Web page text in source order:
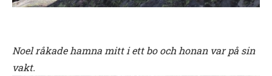
Noel råkade hamna mitt i ett bo och honan var på sin
vakt.